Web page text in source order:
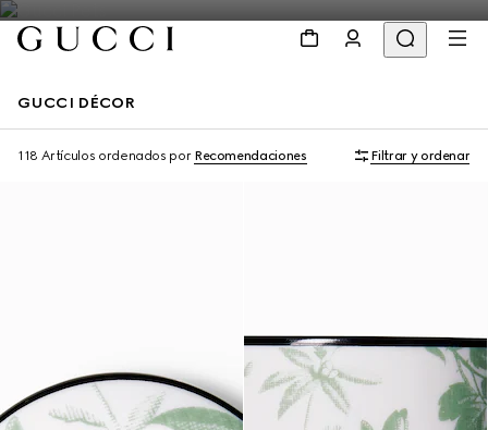
GUCCI DÉCOR
118 Artículos ordenados por Recomendaciones Filtrar y ordenar